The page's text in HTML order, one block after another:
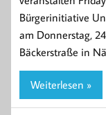
Bürgerinitiative
am Donnerstag,
Bäckerstraße in
Weiterlesen »